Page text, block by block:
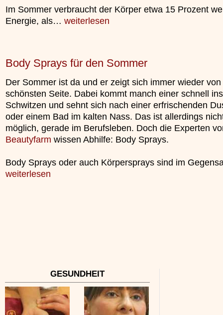
Im Sommer verbraucht der Körper etwa 15 Prozent
Energie, als… weiterlesen
Body Sprays für den Sommer
Der Sommer ist da und er zeigt sich immer wieder
schönsten Seite. Dabei kommt manch einer schnell ins
Schwitzen und sehnt sich nach einer erfrischenden
oder einem Bad im kalten Nass. Das ist allerdings
möglich, gerade im Berufsleben. Doch die Experten
Beautyfarm wissen Abhilfe: Body Sprays.
Body Sprays oder auch Körpersprays sind im
weiterlesen
GESUNDHEIT